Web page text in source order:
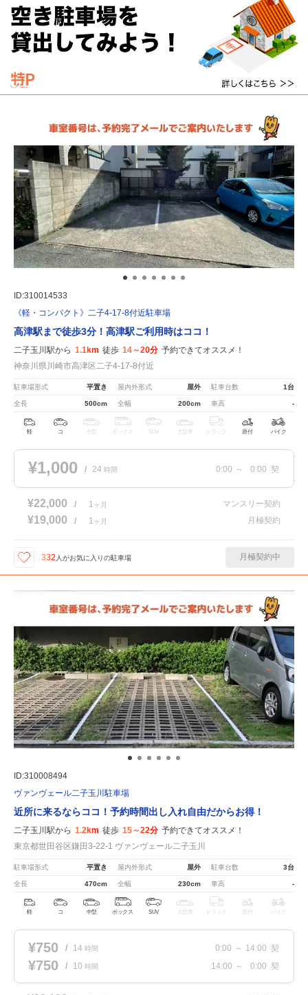
ID:310014533
《軽・コンパクト》二子4-17-8付近駐車場
高津駅まで徒歩3分！高津駅ご利用時はココ！
二子玉川駅から 1.1km 徒歩 14～20分 予約できてオススメ！
神奈川県川崎市高津区二子4-17-8付近
駐車場形式 平置き 屋内外形式 屋外 駐車台数 1台
全長 500cm 全幅 200cm 車高 -
軽 コ 中型 ボックス SUV 大型車 トラック 原付 バイク
¥1,000 / 24 時間 0:00 ～ 0:00 契
¥22,000 / 1 ヶ月 マンスリー契約
¥19,000 / 1 ヶ月 月極契約
332 人がお気に入りの駐車場 月極契約中
ID:310008494
ヴァンヴェール二子玉川駐車場
近所に来るならココ！予約時間出し入れ自由だからお得！
二子玉川駅から 1.2km 徒歩 15～22分 予約できてオススメ！
東京都世田谷区鎌田3-22-1 ヴァンヴェール二子玉川
駐車場形式 平置き 屋内外形式 屋外 駐車台数 3台
全長 470cm 全幅 230cm 車高 -
軽 コ 中型 ボックス SUV 大型車 トラック 原付 バイク
¥750 / 14 時間 0:00 ～ 14:00 契
¥750 / 10 時間 14:00 ～ 0:00 契